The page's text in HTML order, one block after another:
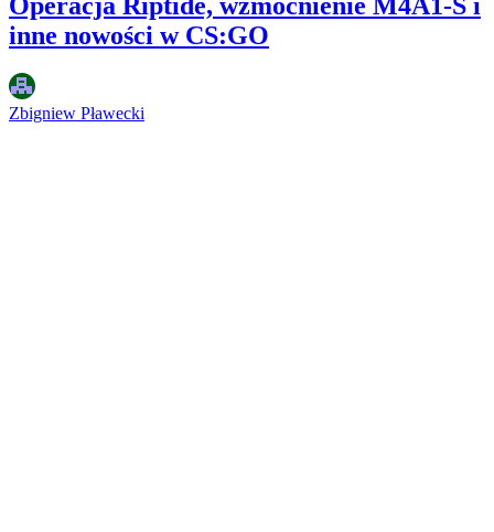
inne nowości w CS:GO
Zbigniew Pławecki